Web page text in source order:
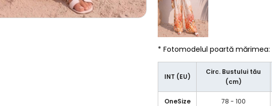
* Fotomodelul poartă mărimea:
INT (EU)
Circ. Bustului tău
(cm)
OneSize 78 - 100